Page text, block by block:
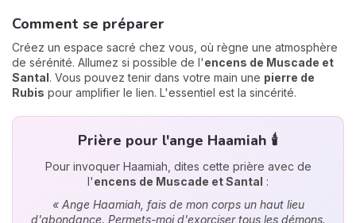
Comment se préparer
Créez un espace sacré chez vous, où règne une atmosphère
de sérénité. Allumez si possible de l'encens de Muscade et
Santal. Vous pouvez tenir dans votre main une pierre de
Rubis pour amplifier le lien. L'essentiel est la sincérité.
Prière pour l'ange Haamiah 🕯️
Pour invoquer Haamiah, dites cette prière avec de
l'encens de Muscade et Santal :
« Ange Haamiah, fais de mon corps un haut lieu
d'abondance. Permets-moi d'exorciser tous les démons.